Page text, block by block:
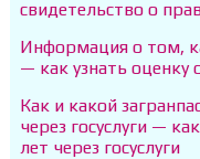
свидетельство о
Информация о том,
— как узнать оценку
Как и какой
через госуслуги —
лет через госуслуги